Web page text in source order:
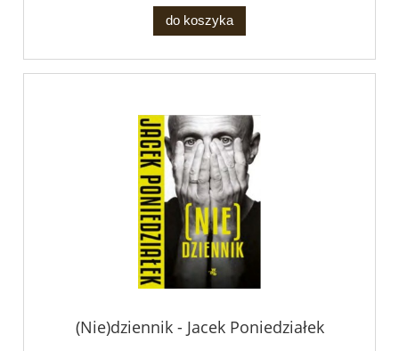
do koszyka
(Nie)dziennik - Jacek Poniedziałek